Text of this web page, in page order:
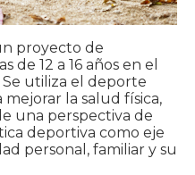
proyecto de
de 12 a 16 años en el
utiliza el deporte
la salud física,
una perspectiva de
deportiva como eje
personal, familiar y su